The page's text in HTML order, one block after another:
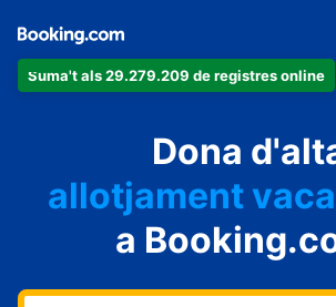
Suma't als 29.279.209 de registres online
Dona
un
un hotel
allotjament
un hostal
una casa
a